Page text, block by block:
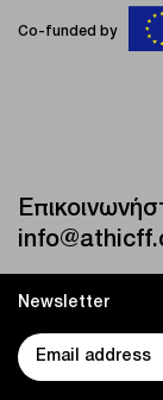
Co-funded by
Newsletter